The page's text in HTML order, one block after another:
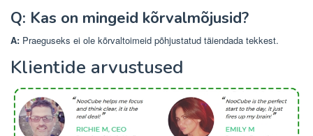
Q: Kas on mingeid kõrvalmõjusid?
A: Praeguseks ei ole kõrvaltoimeid põhjustatud täiendada tekkest.
Klientide arvustused